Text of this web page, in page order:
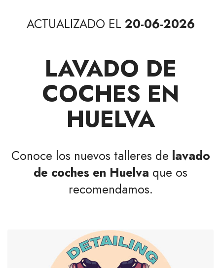
ACTUALIZADO EL 20-06-2026
LAVADO DE
COCHES EN
HUELVA
Conoce los nuevos talleres de lavado
de coches en Huelva que os
recomendamos.